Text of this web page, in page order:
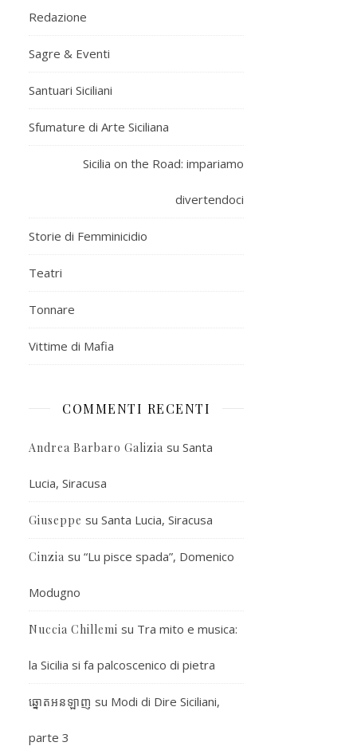
Redazione
Sagre & Eventi
Santuari Siciliani
Sfumature di Arte Siciliana
Sicilia on the Road: impariamo
divertendoci
Storie di Femminicidio
Teatri
Tonnare
Vittime di Mafia
COMMENTI RECENTI
Andrea Barbaro Galizia su Santa
Lucia, Siracusa
Giuseppe su Santa Lucia, Siracusa
Cinzia su “Lu pisce spada”, Domenico
Modugno
Nuccia Chillemi su Tra mito e musica:
la Sicilia si fa palcoscenico di pietra
ឆ្នោតអនឡាញ su Modi di Dire Siciliani,
parte 3